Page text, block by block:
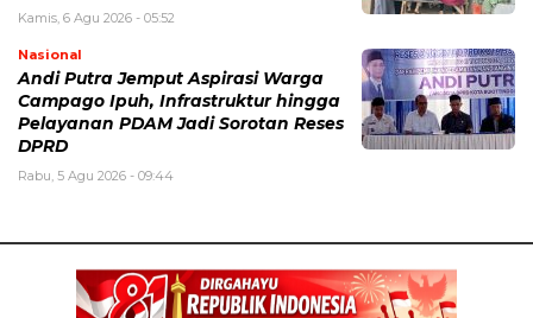
Kamis, 6 Agu 2026 - 05:52
Nasional
Andi Putra Jemput Aspirasi Warga
Campago Ipuh, Infrastruktur hingga
Pelayanan PDAM Jadi Sorotan Reses
DPRD
Rabu, 5 Agu 2026 - 09:44